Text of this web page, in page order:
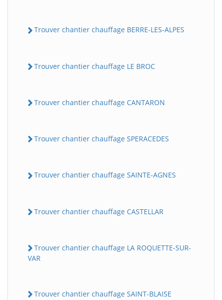
Trouver chantier chauffage BERRE-LES-ALPES
Trouver chantier chauffage LE BROC
Trouver chantier chauffage CANTARON
Trouver chantier chauffage SPERACEDES
Trouver chantier chauffage SAINTE-AGNES
Trouver chantier chauffage CASTELLAR
Trouver chantier chauffage LA ROQUETTE-SUR-
VAR
Trouver chantier chauffage SAINT-BLAISE